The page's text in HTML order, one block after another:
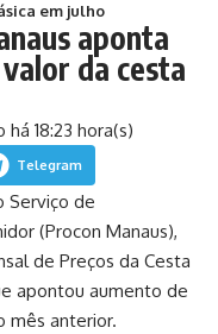
em julho
aponta
da cesta
há 18:23 hora(s)
Telegram
Serviço de
(Procon Manaus),
de Preços da Cesta
apontou aumento de
mês anterior.